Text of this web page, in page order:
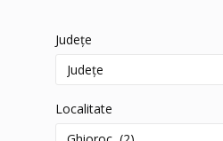
Județe
Localitate